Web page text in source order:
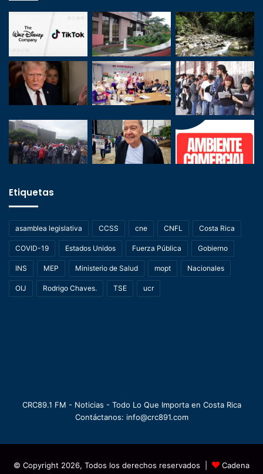
Etiquetas
asamblea legislativa CCSS cne CNFL Costa Rica
COVID-19 Estados Unidos Fuerza Pública Gobierno
INS MEP Ministerio de Salud mopt Nacionales
OIJ Rodrigo Chaves. TSE ucr
CRC89.1 FM - Noticias - Todo Lo Que Importa en Costa Rica
Contáctanos: info@crc891.com
© Copyright 2026, Todos los derechos reservados | Cadena